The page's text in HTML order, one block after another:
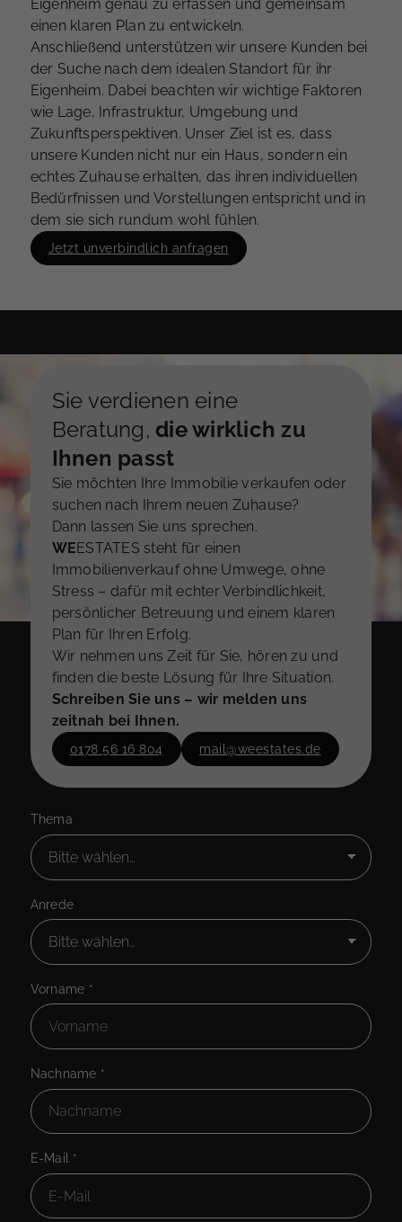
Eigenheim genau zu erfassen und gemeinsam
einen klaren Plan zu entwickeln.
Anschließend unterstützen wir unsere Kunden bei
der Suche nach dem idealen Standort für ihr
Eigenheim. Dabei beachten wir wichtige Faktoren
wie Lage, Infrastruktur, Umgebung und
Zukunftsperspektiven. Unser Ziel ist es, dass
unsere Kunden nicht nur ein Haus, sondern ein
echtes Zuhause erhalten, das ihren individuellen
Bedürfnissen und Vorstellungen entspricht und in
dem sie sich rundum wohl fühlen.
Jetzt unverbindlich anfragen
Sie verdienen eine
Beratung, die wirklich zu
Ihnen passt
Sie möchten Ihre Immobilie verkaufen oder
suchen nach Ihrem neuen Zuhause?
Dann lassen Sie uns sprechen.
WEESTATES steht für einen
Immobilienverkauf ohne Umwege, ohne
Stress – dafür mit echter Verbindlichkeit,
persönlicher Betreuung und einem klaren
Plan für Ihren Erfolg.
Wir nehmen uns Zeit für Sie, hören zu und
finden die beste Lösung für Ihre Situation.
Schreiben Sie uns – wir melden uns
zeitnah bei Ihnen.
0178 56 16 804 mail@weestates.de
Thema
Anrede
Vorname *
Nachname *
E-Mail *